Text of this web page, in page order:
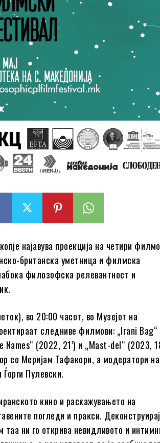
најавува проекција на четири
британска уметница и филмска
филозофска релевантност и
во 20:00 часот, во Музејот на
следниве филмови: „Irani Bag“
Names“ (2022, 21’) и „Mast-del“ (2023,
со Меријам Тафакори, а модератори на
Пулевски.
кино и раскажувањето на
погледи и пракси.
ни го открива невидливото и